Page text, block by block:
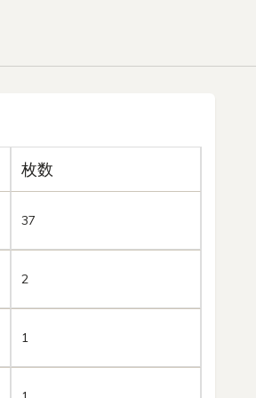
枚数
37
2
1